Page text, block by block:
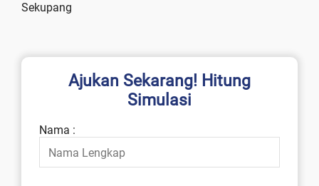
Sekupang
Ajukan Sekarang! Hitung
Simulasi
Nama :